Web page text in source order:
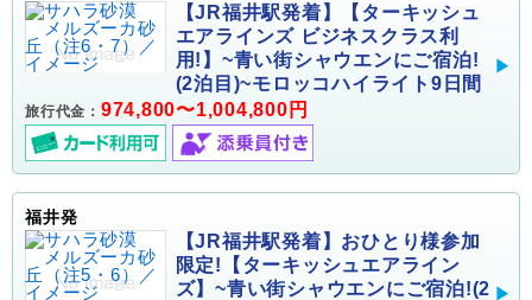
【JR福井駅発着】【ターキッシュ
エアラインズ ビジネスクラス利
用!】~青い街シャウエンにご宿泊!
(2泊目)~モロッコハイライト9日間
旅行代金： 974,800〜1,004,800円
福井発
【JR福井駅発着】おひとり様参加
限定!【ターキッシュエアライン
ズ】~青い街シャウエンにご宿泊!(2